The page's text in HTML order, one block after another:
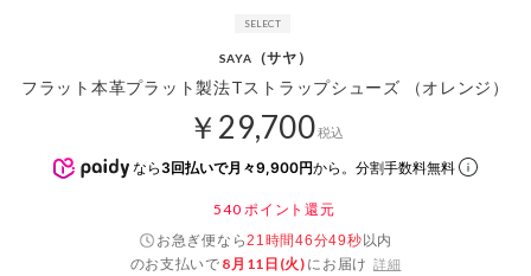
SAYA （サヤ）
フラット本革プラット製法Tストラップシューズ （オレンジ）
￥29,700税込
なら 3回払いで月々9,900円から。分割手数料無料
540 ポイント還元
お急ぎ便なら21時間46分49秒以内
のお支払いで 8月11日(火) にお届け 詳細